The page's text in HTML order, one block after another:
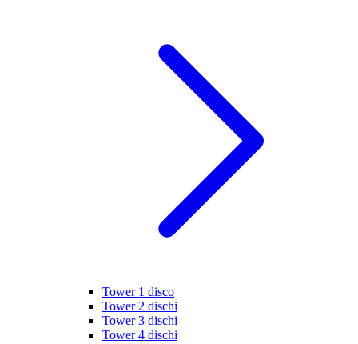
Tower 1 disco
Tower 2 dischi
Tower 3 dischi
Tower 4 dischi